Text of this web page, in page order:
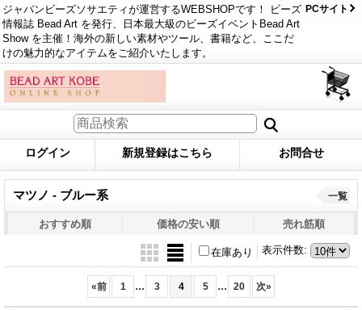
ジャパンビーズソサエティが運営するWEBSHOPです！ ビーズ
情報誌 Bead Art を発行、日本最大級のビーズイベントBead Art
Show を主催！海外の新しい素材やツール、書籍など、ここだ
けの魅力的なアイテムをご紹介いたします。
PCサイト
ログイン 新規登録はこちら お問合せ
マツノ - ブルー系 一覧
おすすめ順 価格の安い順 売れ筋順
表示件数:
在庫あり
«前 1 ... 3 4 5 ... 20 次»